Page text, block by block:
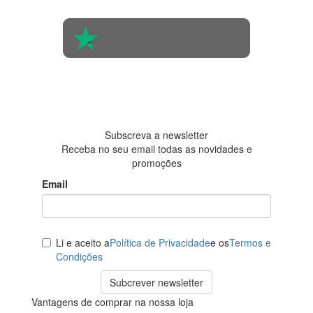
Subscreva a newsletter
Receba no seu email todas as novidades e
promoções
Email
Li e aceito aPolítica de Privacidadee osTermos e
Condições
Subcrever newsletter
Vantagens de comprar na nossa loja